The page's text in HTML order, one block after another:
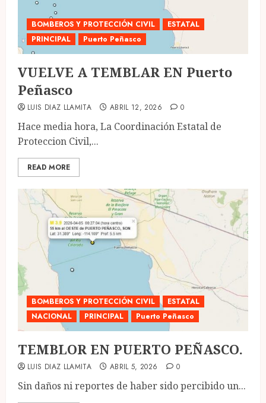
BOMBEROS Y PROTECCIÓN CIVIL
ESTATAL
PRINCIPAL
Puerto Peñasco
VUELVE A TEMBLAR EN Puerto
Peñasco
LUIS DIAZ LLAMITA ABRIL 12, 2026 0
Hace media hora, La Coordinación Estatal de
Proteccion Civil,...
READ MORE
BOMBEROS Y PROTECCIÓN CIVIL
ESTATAL
NACIONAL
PRINCIPAL Puerto Peñasco
TEMBLOR EN PUERTO PEÑASCO.
LUIS DIAZ LLAMITA ABRIL 5, 2026 0
Sin daños ni reportes de haber sido percibido un...